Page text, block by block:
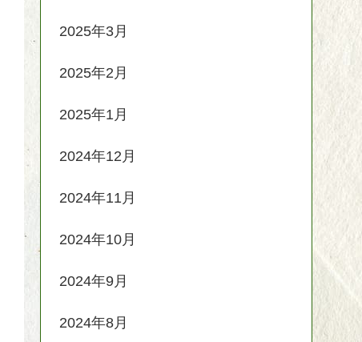
2025年3月
2025年2月
2025年1月
2024年12月
2024年11月
2024年10月
2024年9月
2024年8月